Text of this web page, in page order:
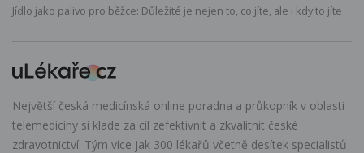
Jídlo jako palivo pro běžce: Důležité je nejen to, co jíte, ale i kdy to jíte
Největší česká medicínská online poradna a průkopník v oblasti
telemedicíny si klade za cíl zefektivnit a zkvalitnit české
zdravotnictví. Tým více jak 300 lékařů včetně desítek specialistů